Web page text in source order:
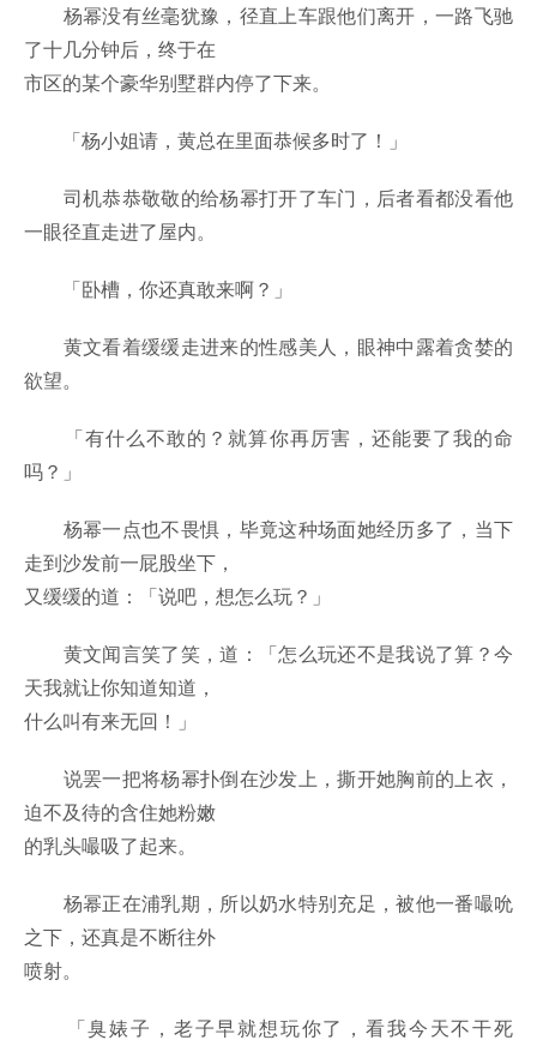
杨幂没有丝毫犹豫，径直上车跟他们离开，一路飞驰
了十几分钟后，终于在
市区的某个豪华别墅群内停了下来。
「杨小姐请，黄总在里面恭候多时了！」
司机恭恭敬敬的给杨幂打开了车门，后者看都没看他
一眼径直走进了屋内。
「卧槽，你还真敢来啊？」
黄文看着缓缓走进来的性感美人，眼神中露着贪婪的
欲望。
「有什么不敢的？就算你再厉害，还能要了我的命
吗？」
杨幂一点也不畏惧，毕竟这种场面她经历多了，当下
走到沙发前一屁股坐下，
又缓缓的道：「说吧，想怎么玩？」
黄文闻言笑了笑，道：「怎么玩还不是我说了算？今
天我就让你知道知道，
什么叫有来无回！」
说罢一把将杨幂扑倒在沙发上，撕开她胸前的上衣，
迫不及待的含住她粉嫩
的乳头嘬吸了起来。
杨幂正在浦乳期，所以奶水特别充足，被他一番嘬吮
之下，还真是不断往外
喷射。
「臭婊子，老子早就想玩你了，看我今天不干死